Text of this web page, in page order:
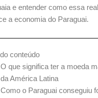
e entender como essa
a economia do Paraguai.
conteúdo
O que significa ter a moeda
da América Latina
Como o Paraguai conseguiu